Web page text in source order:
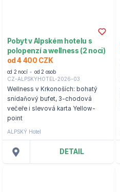
Pobyt v Alpském hotelu s
polopenzí a wellness (2 noci)
od 4 400 CZK
od 2 nocí
od 2 osob
CZ-ALPSKYHOTEL-2026-03
Wellness v Krkonoších: bohatý
snídaňový bufet, 3-chodová
večeře i slevová karta Yellow-
point
ALPSKÝ Hotel
DETAIL